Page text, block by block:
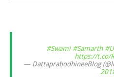
#Swami #Samarth
https://t.co/
— DattaprabodhineeBlog